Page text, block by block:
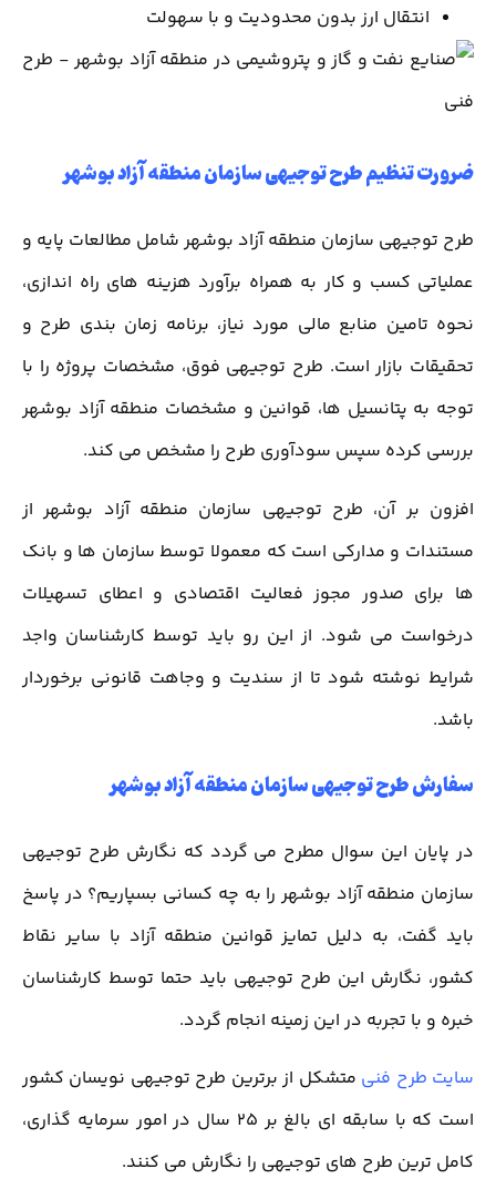
انتقال ارز بدون محدودیت و با سهولت
ضرورت تنظیم طرح توجیهی سازمان منطقه آزاد بوشهر
طرح توجیهی سازمان منطقه آزاد بوشهر شامل مطالعات پایه و
عملیاتی کسب و کار به همراه برآورد هزینه های راه اندازی،
نحوه تامین منابع مالی مورد نیاز، برنامه زمان بندی طرح و
تحقیقات بازار است. طرح توجیهی فوق، مشخصات پروژه را با
توجه به پتانسیل ها، قوانین و مشخصات منطقه آزاد بوشهر
بررسی کرده سپس سودآوری طرح را مشخص می کند.
افزون بر آن، طرح توجیهی سازمان منطقه آزاد بوشهر از
مستندات و مدارکی است که معمولا توسط سازمان ها و بانک
ها برای صدور مجوز فعالیت اقتصادی و اعطای تسهیلات
درخواست می شود. از این رو باید توسط کارشناسان واجد
شرایط نوشته شود تا از سندیت و وجاهت قانونی برخوردار
باشد.
سفارش طرح توجیهی سازمان منطقه آزاد بوشهر
در پایان این سوال مطرح می گردد که نگارش طرح توجیهی
سازمان منطقه آزاد بوشهر را به چه کسانی بسپاریم؟ در پاسخ
باید گفت، به دلیل تمایز قوانین منطقه آزاد با سایر نقاط
کشور، نگارش این طرح توجیهی باید حتما توسط کارشناسان
خبره و با تجربه در این زمینه انجام گردد.
سایت طرح فنی متشکل از برترین طرح توجیهی نویسان کشور
است که با سابقه ای بالغ بر 25 سال در امور سرمایه گذاری،
کامل ترین طرح های توجیهی را نگارش می کنند.